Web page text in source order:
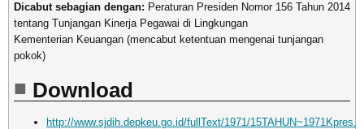
Dicabut sebagian dengan: Peraturan Presiden Nomor 156 Tahun 2014
tentang Tunjangan Kinerja Pegawai di Lingkungan
Kementerian Keuangan (mencabut ketentuan mengenai tunjangan
pokok)
Download
http://www.sjdih.depkeu.go.id/fullText/1971/